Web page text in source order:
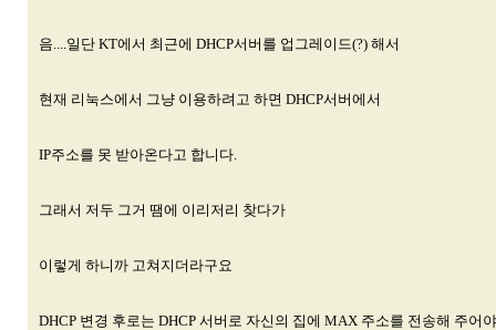
음....일단 KT에서 최근에 DHCP서버를 업그레이드(?) 해서
현재 리눅스에서 그냥 이용하려고 하면 DHCP서버에서
IP주소를 못 받아온다고 합니다.
그래서 저두 그거 땜에 이리저리 찾다가
이렇게 하니까 고쳐지더라구요
DHCP 변경 후로는 DHCP 서버로 자신의 집에 MAX 주소를 전송해 주어